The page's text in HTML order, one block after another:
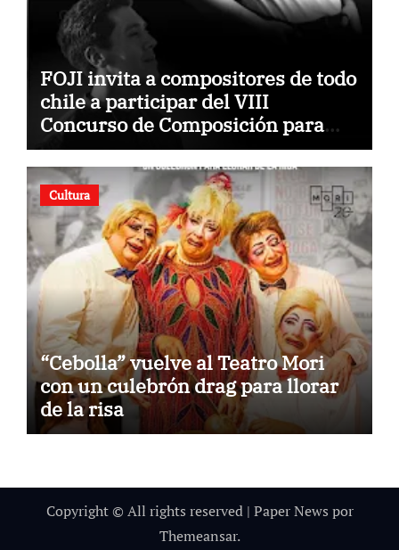
FOJI invita a compositores de todo
chile a participar del VIII
Concurso de Composición para
Orquestas Infanto Juveniles
“Jorge Peña Hen”
Cultura
“Cebolla” vuelve al Teatro Mori
con un culebrón drag para llorar
de la risa
Copyright © All rights reserved | Paper News por
Themeansar.